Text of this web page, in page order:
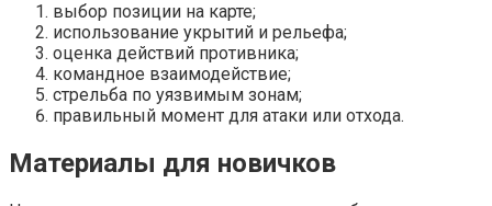
выбор позиции на карте;
использование укрытий и рельефа;
оценка действий противника;
командное взаимодействие;
стрельба по уязвимым зонам;
правильный момент для атаки или отхода.
Материалы для новичков